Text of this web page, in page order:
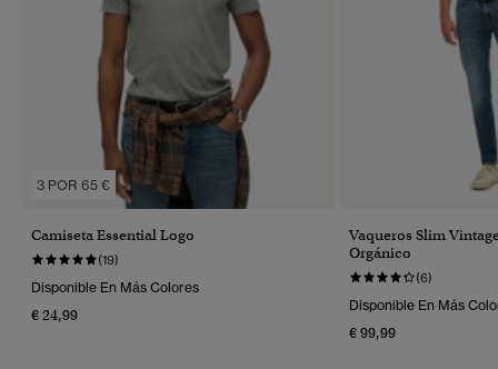
3 POR 65 €
Camiseta Essential Logo
(19)
Disponible En Más Colores
€ 24,99
Vaqueros Slim
Orgánico
(6)
Disponible En Más
€ 99,99